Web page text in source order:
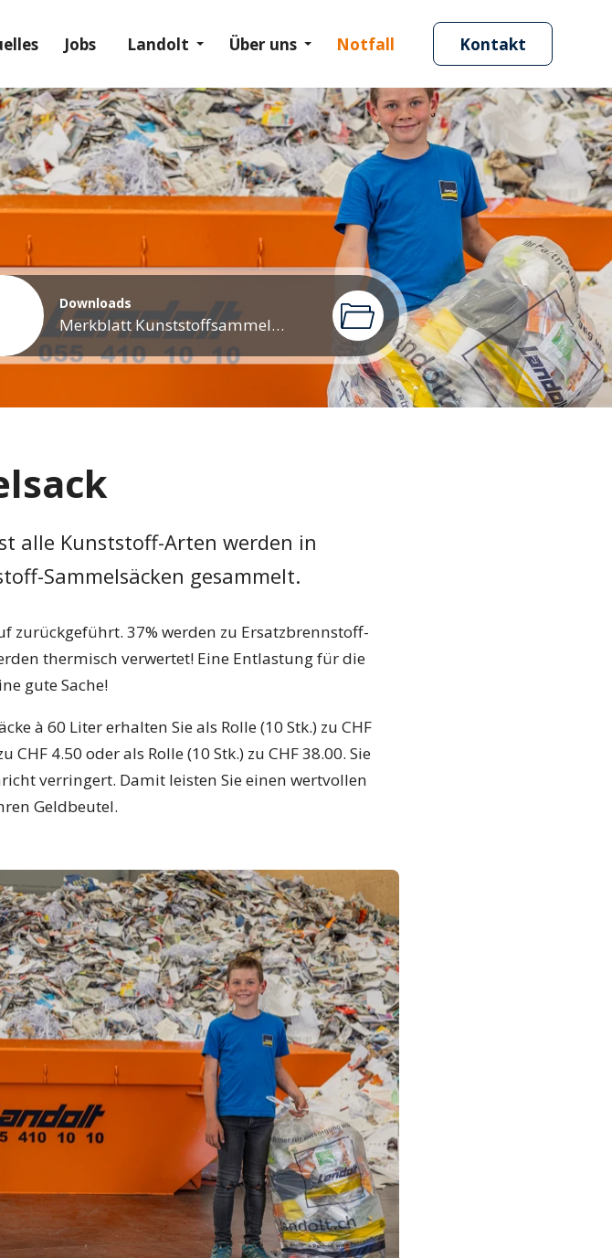
Jobs Landolt Über uns Notfall Kontakt
Downloads
Merkblatt Kunststoffsammelsack
alle Kunststoff-Arten werden in
Sammelsäcken gesammelt.
zurückgeführt. 37% werden zu Ersatzbrennstoff-
thermisch verwertet! Eine Entlastung für die
gute Sache!
à 60 Liter erhalten Sie als Rolle (10 Stk.) zu CHF
4.50 oder als Rolle (10 Stk.) zu CHF 38.00. Sie
verringert. Damit leisten Sie einen wertvollen
Geldbeutel.